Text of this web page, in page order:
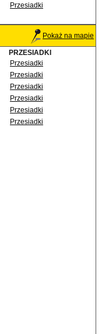
Przesiadki
Pokaż na mapie
PRZESIADKI
Przesiadki
Przesiadki
Przesiadki
Przesiadki
Przesiadki
Przesiadki